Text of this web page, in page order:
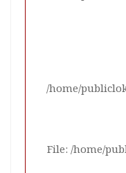
/home/
File: /home/